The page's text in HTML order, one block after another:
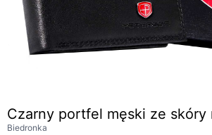
Czarny portfel męski ze skóry
Biedronka